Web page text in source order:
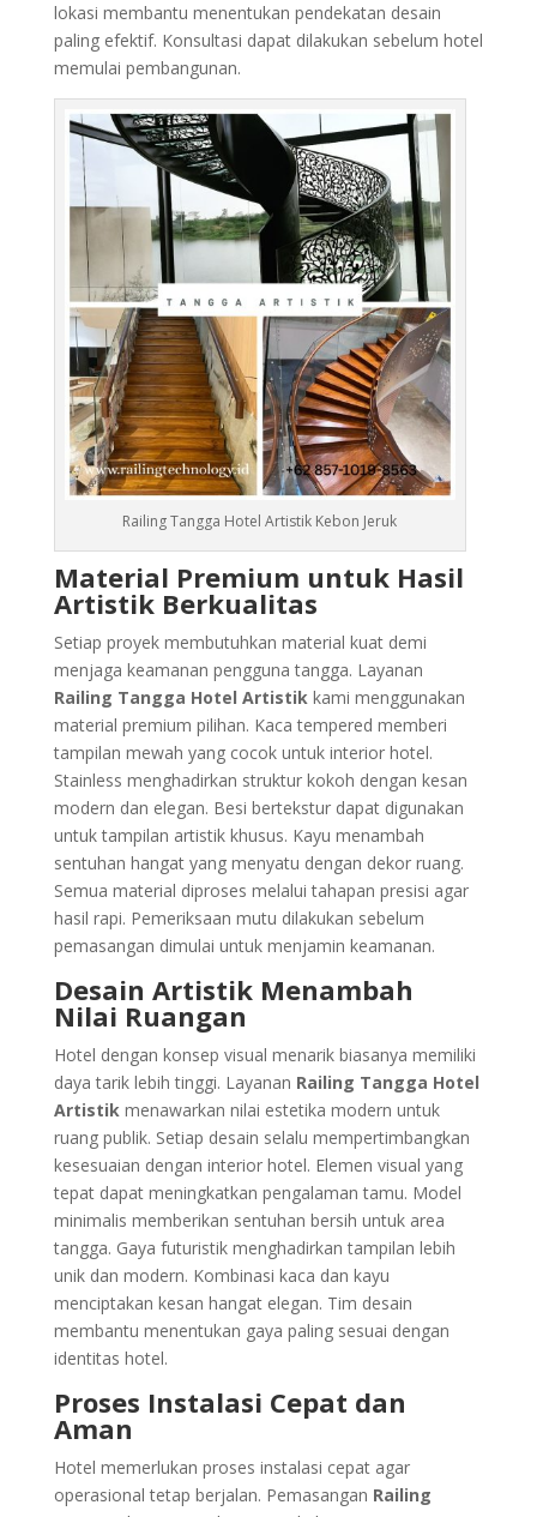
lokasi membantu menentukan pendekatan desain
paling efektif. Konsultasi dapat dilakukan sebelum hotel
memulai pembangunan.
Railing Tangga Hotel Artistik Kebon Jeruk
Material Premium untuk Hasil
Artistik Berkualitas
Setiap proyek membutuhkan material kuat demi
menjaga keamanan pengguna tangga. Layanan
Railing Tangga Hotel Artistikkami menggunakan
material premium pilihan. Kaca tempered memberi
tampilan mewah yang cocok untuk interior hotel.
Stainless menghadirkan struktur kokoh dengan kesan
modern dan elegan. Besi bertekstur dapat digunakan
untuk tampilan artistik khusus. Kayu menambah
sentuhan hangat yang menyatu dengan dekor ruang.
Semua material diproses melalui tahapan presisi agar
hasil rapi. Pemeriksaan mutu dilakukan sebelum
pemasangan dimulai untuk menjamin keamanan.
Desain Artistik Menambah
Nilai Ruangan
Hotel dengan konsep visual menarik biasanya memiliki
daya tarik lebih tinggi. Layanan Railing Tangga Hotel
Artistikmenawarkan nilai estetika modern untuk
ruang publik. Setiap desain selalu mempertimbangkan
kesesuaian dengan interior hotel. Elemen visual yang
tepat dapat meningkatkan pengalaman tamu. Model
minimalis memberikan sentuhan bersih untuk area
tangga. Gaya futuristik menghadirkan tampilan lebih
unik dan modern. Kombinasi kaca dan kayu
menciptakan kesan hangat elegan. Tim desain
membantu menentukan gaya paling sesuai dengan
identitas hotel.
Proses Instalasi Cepat dan
Aman
Hotel memerlukan proses instalasi cepat agar
operasional tetap berjalan. Pemasangan Railing